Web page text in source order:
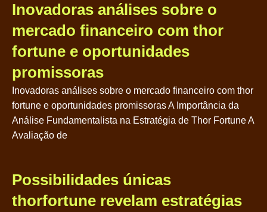
Inovadoras análises sobre o
mercado financeiro com thor
fortune e oportunidades
promissoras
Inovadoras análises sobre o mercado financeiro com thor
fortune e oportunidades promissoras A Importância da
Análise Fundamentalista na Estratégia de Thor Fortune A
Avaliação de
Possibilidades únicas
thorfortune revelam estratégias